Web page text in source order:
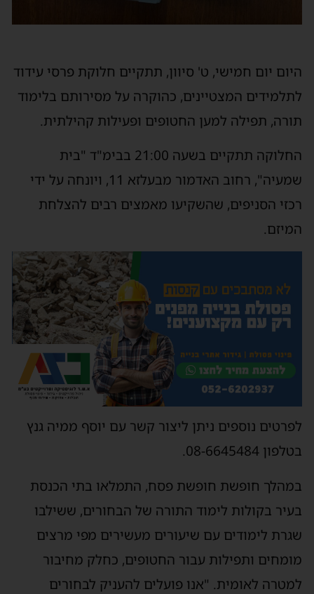
היום יום חמישי, ט' סיוון, תתקיים חלוקת פרסי עידוד
לתלמידים המצטיינים, כהוקרה על מסירותם בלימוד
תורה, תפילה למען החטופים ופעילות קהילתית.
החלוקה תתקיים בשעה 21:00 בבימ"ד "בית
שמעיה", רחוב האדמור מבעלזא 11, ויונחה על ידי
רכזי הסניפים, שהשקיעו מאמצים רבים להצלחת
המיזם.
לפרטים נוספים ניתן ליצור קשר עם יוסף ממיה גנץ
בטלפון 08-6645484.
במהלך חופשת חופשת פסח, התמלאו בתי הכנסת
בעיר בקולות לימוד התורה של הבחורים, ששילבו
שגרת לימודים עם שיעורים מעשירים מפי מרצים
מומחים ותפילות עבור החטופים, כחלק מחיבור
למטרה לאומית. "אנו פועלים להעניק לבחורים